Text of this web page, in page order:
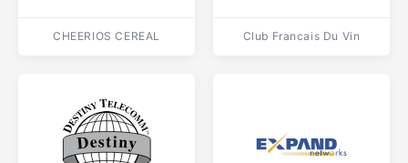
CHEERIOS CEREAL Club Francais Du Vin